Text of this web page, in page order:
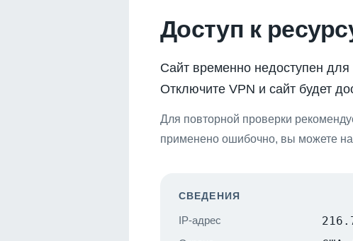
Доступ к
Сайт временно недоступен
Отключите VPN и сайт будет
Для повторной проверки
применено ошибочно, вы можете
СВЕДЕНИЯ
IP-адрес